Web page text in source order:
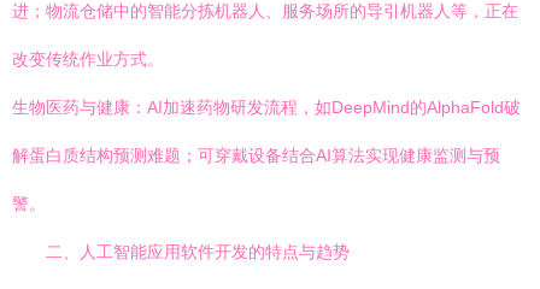
进；物流仓储中的智能分拣机器人、服务场所的导引机器人等，正在
改变传统作业方式。
生物医药与健康：AI加速药物研发流程，如DeepMind的AlphaFold破
解蛋白质结构预测难题；可穿戴设备结合AI算法实现健康监测与预
警。
二、人工智能应用软件开发的特点与趋势